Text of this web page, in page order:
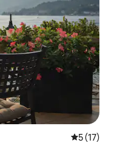
5 de uma
5 (17)